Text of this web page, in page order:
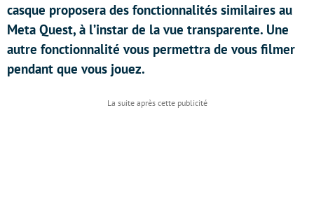
casque proposera des fonctionnalités similaires au
Meta Quest, à l’instar de la vue transparente. Une
autre fonctionnalité vous permettra de vous filmer
pendant que vous jouez.